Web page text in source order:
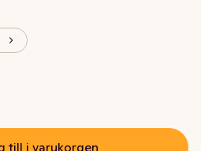
till i varukorgen